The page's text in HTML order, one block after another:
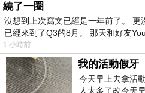
而且在網路上購買，品質
賞期，不滿意可以
貴!
服務這麼優，當然在網路
繞了一圈
沒想到上次寫文已經是一年前了。
已經來到了Q3的8月。 那天和好友
1 小時前
我的活動假牙
今天早上去拿活
人太多了改今天